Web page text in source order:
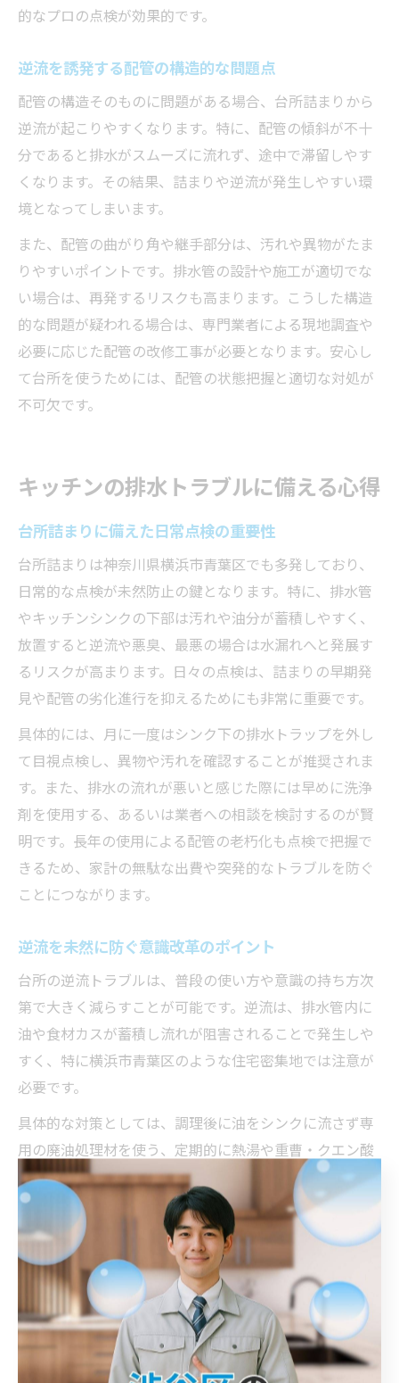
的なプロの点検が効果的です。
逆流を誘発する配管の構造的な問題点
配管の構造そのものに問題がある場合、台所詰まりから
逆流が起こりやすくなります。特に、配管の傾斜が不十
分であると排水がスムーズに流れず、途中で滞留しやす
くなります。その結果、詰まりや逆流が発生しやすい環
境となってしまいます。
また、配管の曲がり角や継手部分は、汚れや異物がたま
りやすいポイントです。排水管の設計や施工が適切でな
い場合は、再発するリスクも高まります。こうした構造
的な問題が疑われる場合は、専門業者による現地調査や
必要に応じた配管の改修工事が必要となります。安心し
て台所を使うためには、配管の状態把握と適切な対処が
不可欠です。
キッチンの排水トラブルに備える心得
台所詰まりに備えた日常点検の重要性
台所詰まりは神奈川県横浜市青葉区でも多発しており、
日常的な点検が未然防止の鍵となります。特に、排水管
やキッチンシンクの下部は汚れや油分が蓄積しやすく、
放置すると逆流や悪臭、最悪の場合は水漏れへと発展す
るリスクが高まります。日々の点検は、詰まりの早期発
見や配管の劣化進行を抑えるためにも非常に重要です。
具体的には、月に一度はシンク下の排水トラップを外し
て目視点検し、異物や汚れを確認することが推奨されま
す。また、排水の流れが悪いと感じた際には早めに洗浄
剤を使用する、あるいは業者への相談を検討するのが賢
明です。長年の使用による配管の老朽化も点検で把握で
きるため、家計の無駄な出費や突発的なトラブルを防ぐ
ことにつながります。
逆流を未然に防ぐ意識改革のポイント
台所の逆流トラブルは、普段の使い方や意識の持ち方次
第で大きく減らすことが可能です。逆流は、排水管内に
油や食材カスが蓄積し流れが阻害されることで発生しや
すく、特に横浜市青葉区のような住宅密集地では注意が
必要です。
具体的な対策としては、調理後に油をシンクに流さず専
用の廃油処理材を使う、定期的に熱湯や重曹・クエン酸
で排水口を洗浄する習慣を持つことが挙げられます。ま
た、食器洗いの際は細かな食材カスをゴミ受けネットで
確実にキャッチし、排水管への流入を防ぐことも重要で
す。小さな意識改革が、逆流や詰まりの根本予防につな
がります。
トラブル発生時に慌てないための知識
台所詰まりや逆流が起きた際、慌てて間違った対処をす